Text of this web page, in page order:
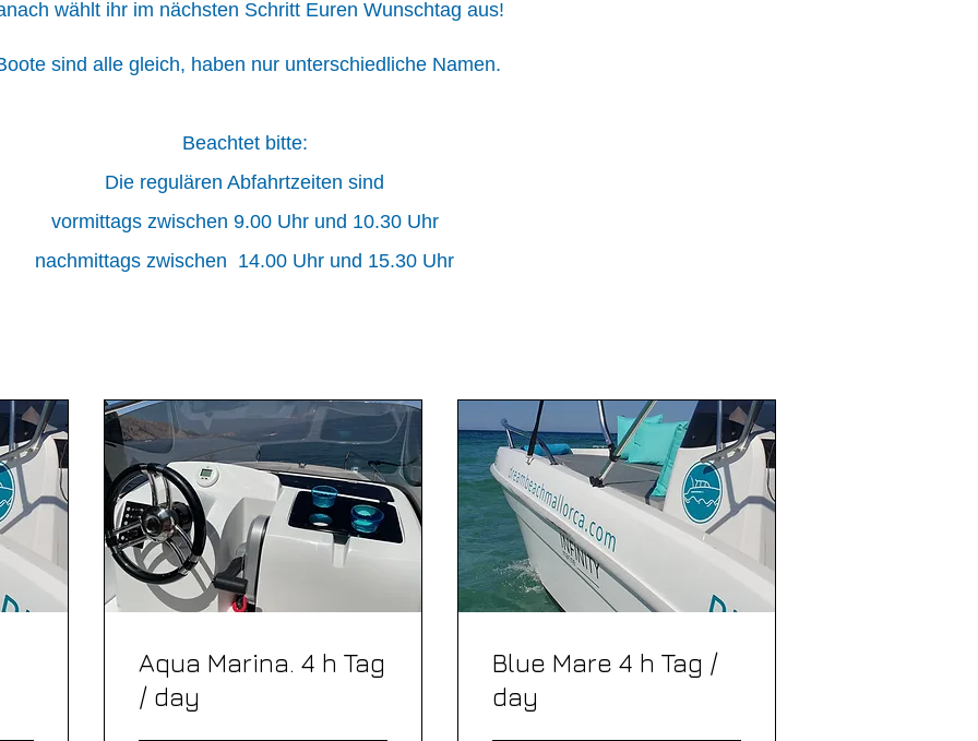
wählt ihr im nächsten Schritt Euren Wunschtag aus!
sind alle gleich, haben nur unterschiedliche Namen.
Beachtet bitte:
Die regulären Abfahrtzeiten sind
vormittags zwischen 9.00 Uhr und 10.30 Uhr
nachmittags zwischen 14.00 Uhr und 15.30 Uhr
Aqua Marina. 4 h Tag
/ day
Blue Mare 4 h Tag /
day